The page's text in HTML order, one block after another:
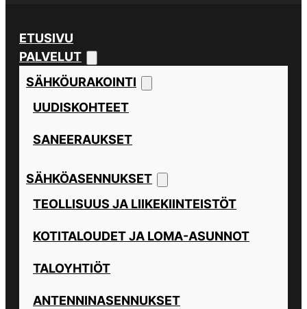
ETUSIVU
PALVELUT
SÄHKÖURAKOINTI
UUDISKOHTEET
SANEERAUKSET
SÄHKÖASENNUKSET
TEOLLISUUS JA LIIKEKIINTEISTÖT
KOTITALOUDET JA LOMA-ASUNNOT
TALOYHTIÖT
ANTENNINASENNUKSET